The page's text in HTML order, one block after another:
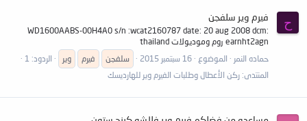
ح فيرم وير سلفجن
WD1600AABS-00H4A0 s/n :wcat2160787 date: 20 aug 2008 dcm:
earnht2agn روم وموديولات thailand
حماده النمر
الموضوع 16 سبتمبر 2015 سلفجن فيرم وير
الردود: 1
المنتدى: ركن الأعطال وطلبات الفيرم وير للهارديسك